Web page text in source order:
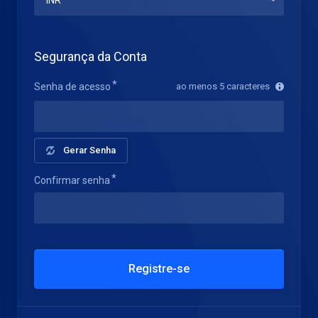
Segurança da Conta
Senha de acesso ao menos 5 caracteres
Gerar Senha
Confirmar senha
Registre-se